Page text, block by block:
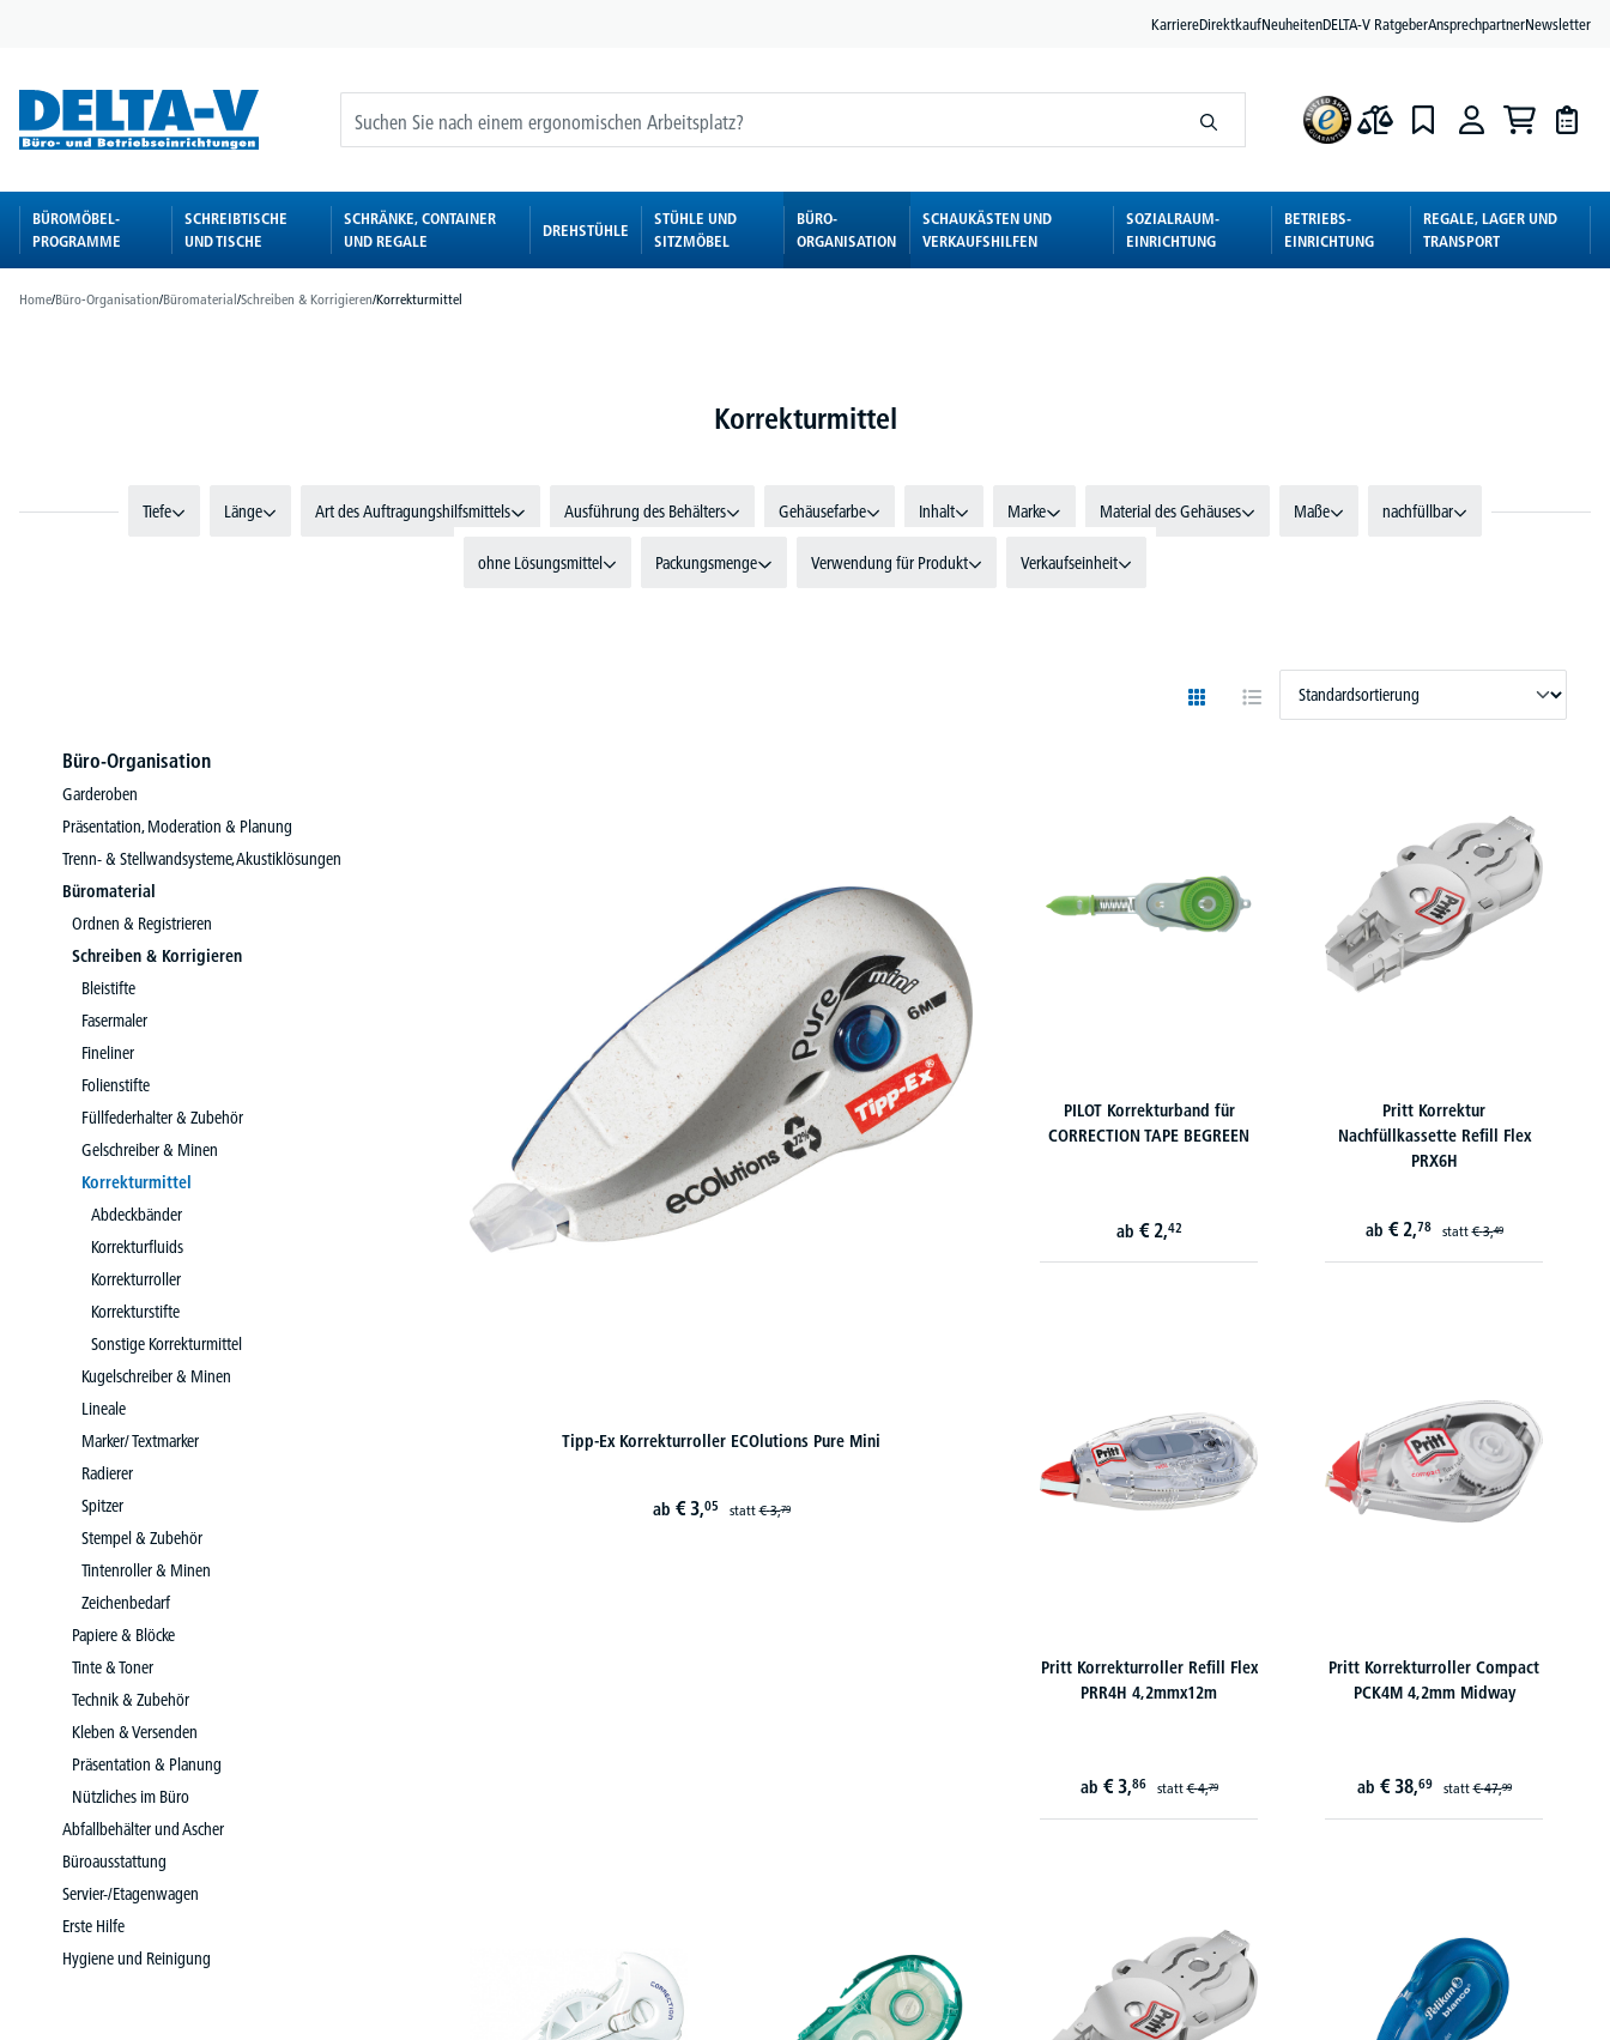
KarriereDirektkaufNeuheitenDELTA-V RatgeberAnsprechpartnerNewsletter
BÜROMÖBEL-
PROGRAMME
SCHREIBTISCHE
UND TISCHE
SCHRÄNKE, CONTAINER
UND REGALE
DREHSTÜHLE
STÜHLE UND
SITZMÖBEL
BÜRO-
ORGANISATION
SCHAUKÄSTEN UND
VERKAUFSHILFEN
SOZIALRAUM-
EINRICHTUNG
BETRIEBS-
EINRICHTUNG
REGALE, LAGER UND
TRANSPORT
Home/Büro-Organisation/Büromaterial/Schreiben & Korrigieren/Korrekturmittel
Korrekturmittel
Tiefe Länge Art des Auftragungshilfsmittels Ausführung des Behälters Gehäusefarbe Inhalt Marke Material des Gehäuses Maße nachfüllbar
ohne Lösungsmittel Packungsmenge Verwendung für Produkt Verkaufseinheit
Büro-Organisation
Garderoben
Präsentation, Moderation & Planung
Trenn- & Stellwandsysteme, Akustiklösungen
Büromaterial
Ordnen & Registrieren
Schreiben & Korrigieren
Bleistifte
Fasermaler
Fineliner
Folienstifte
Füllfederhalter & Zubehör
Gelschreiber & Minen
Korrekturmittel
Abdeckbänder
Korrekturfluids
Korrekturroller
Korrekturstifte
Sonstige Korrekturmittel
Kugelschreiber & Minen
Lineale
Marker/ Textmarker
Radierer
Spitzer
Stempel & Zubehör
Tintenroller & Minen
Zeichenbedarf
Papiere & Blöcke
Tinte & Toner
Technik & Zubehör
Kleben & Versenden
Präsentation & Planung
Nützliches im Büro
Abfallbehälter und Ascher
Büroausstattung
Servier-/Etagenwagen
Erste Hilfe
Hygiene und Reinigung
Tipp-Ex Korrekturroller ECOlutions Pure Mini
ab € 3,05 statt€ 3,79
PILOT Korrekturband für
CORRECTION TAPE BEGREEN
ab € 2,42
Pritt Korrektur
Nachfüllkassette Refill Flex
PRX6H
ab € 2,78 statt€ 3,49
Pritt Korrekturroller Refill Flex
PRR4H 4,2mmx12m
ab € 3,86 statt€ 4,79
Pritt Korrekturroller Compact
PCK4M 4,2mm Midway
ab € 38,69 statt€ 47,99